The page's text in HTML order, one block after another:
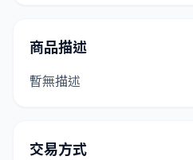
商品描述
暫無描述
交易方式